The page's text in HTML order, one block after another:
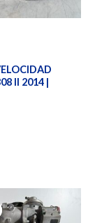
II 2014 |